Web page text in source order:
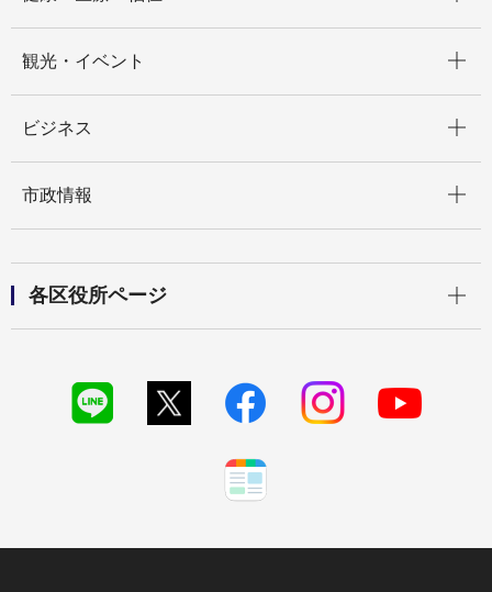
観光・イベント
ビジネス
市政情報
各区役所ページ